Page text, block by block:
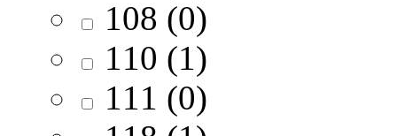
108 (0)
110 (1)
111 (0)